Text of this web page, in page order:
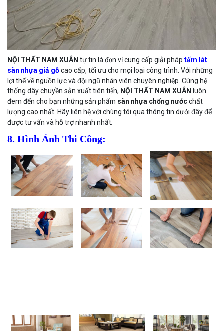
NỘI THẤT NAM XUÂN tự tin là đơn vị cung cấp giải pháp tấm lát
sàn nhựa giả gỗcao cấp, tối ưu cho mọi loại công trình. Với những
lợi thế về nguồn lực và đội ngũ nhân viên chuyên nghiệp. Cùng hệ
thống dây chuyền sản xuất tiên tiến, NỘI THẤT NAM XUÂN luôn
đem đến cho bạn những sản phẩm sàn nhựa chống nướcchất
lượng cao nhất. Hãy liên hệ với chúng tôi qua thông tin dưới đây để
được tư vấn và hỗ trợ nhanh nhất.
8. Hình Ảnh Thi Công: